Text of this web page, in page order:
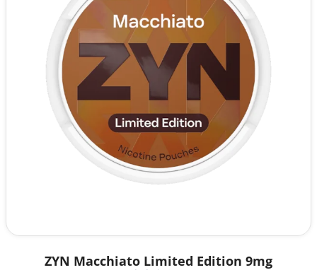
ZYN Macchiato Limited Edition 9mg